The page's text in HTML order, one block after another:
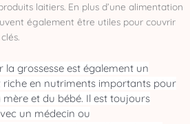
laitiers. En plus d’une alimentation
également être utiles pour couvrir
grossesse est également un
riche en nutriments importants pour
et du bébé. Il est toujours
un médecin ou